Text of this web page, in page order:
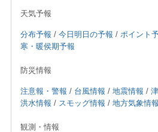
天気予報
分布予報 / 今日明日の予報 / ポイント
寒・暖侯期予報
防災情報
注意報・警報 / 台風情報 / 地震情報 /
洪水情報 / スモッグ情報 / 地方気象情報
観測・情報